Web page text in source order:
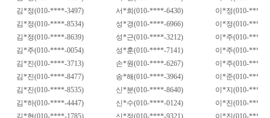
김*정(010-****-3497) 서*희 (010-****-6430) 이 *정(010-****-
김*정(010-****-8534) 성*경(010-****-6966) 이 *정(010-****-
김*정(010-****-8639) 성*근(010-****-3212) 이 *주(010-****-
김*주(010-****-0054) 성*훈(010-****-7141) 이 *주(010-****-
김*진(010-****-3713) 손*원(010-****-6267) 이 *주(010-****-
김*진(010-****-8477) 송*해(010-****-3964) 이 *준(010-****-
김*진(010-****-8535) 신*분(010-****-8640) 이 *지 (010-****-
김*하(010-****-4447) 신*수(010-****-0124) 이 *진(010-****-
김*현(010-****-1785) 신*정(010-****-9321) 이 *진(010-****-